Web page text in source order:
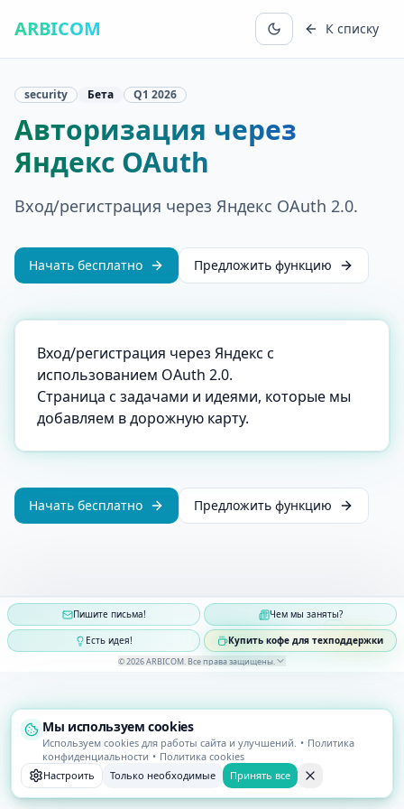
ARBICOM К списку
security Бета Q1 2026
Авторизация через
Яндекс OAuth
Вход/регистрация через Яндекс OAuth 2.0.
Начать бесплатно Предложить функцию
Вход/регистрация через Яндекс с
использованием OAuth 2.0.
Страница с задачами и идеями, которые мы
добавляем в дорожную карту.
Начать бесплатно Предложить функцию
Пишите письма! Чем мы заняты?
Есть идея! Купить кофе для техподдержки
© 2026ARBICOM Все права защищены
Мы используем cookies
Используем cookies для работы сайта и улучшений. • Политика
конфиденциальности • Политика cookies
Настроить
Только необходимые Принять все